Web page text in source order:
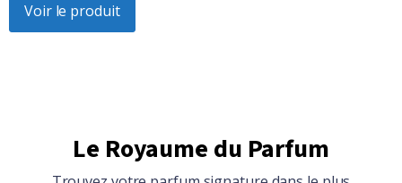
était :
$99.51.
est :
$78.10.
Voir le produit
Le Royaume du Parfum